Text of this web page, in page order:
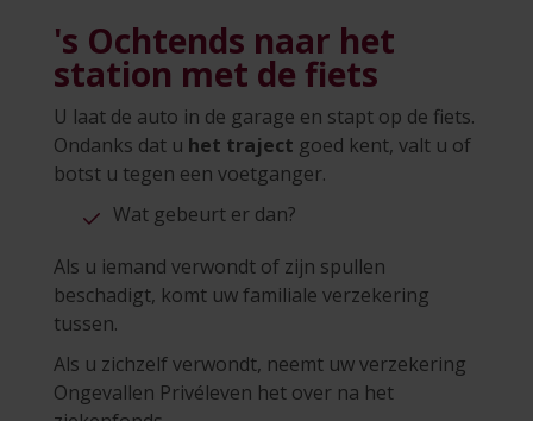
's Ochtends naar het
station met de fiets
U laat de auto in de garage en stapt op de fiets.
Ondanks dat u het traject goed kent, valt u of
botst u tegen een voetganger.
Wat gebeurt er dan?
Als u iemand verwondt of zijn spullen
beschadigt, komt uw familiale verzekering
tussen.
Als u zichzelf verwondt, neemt uw verzekering
Ongevallen Privéleven het over na het